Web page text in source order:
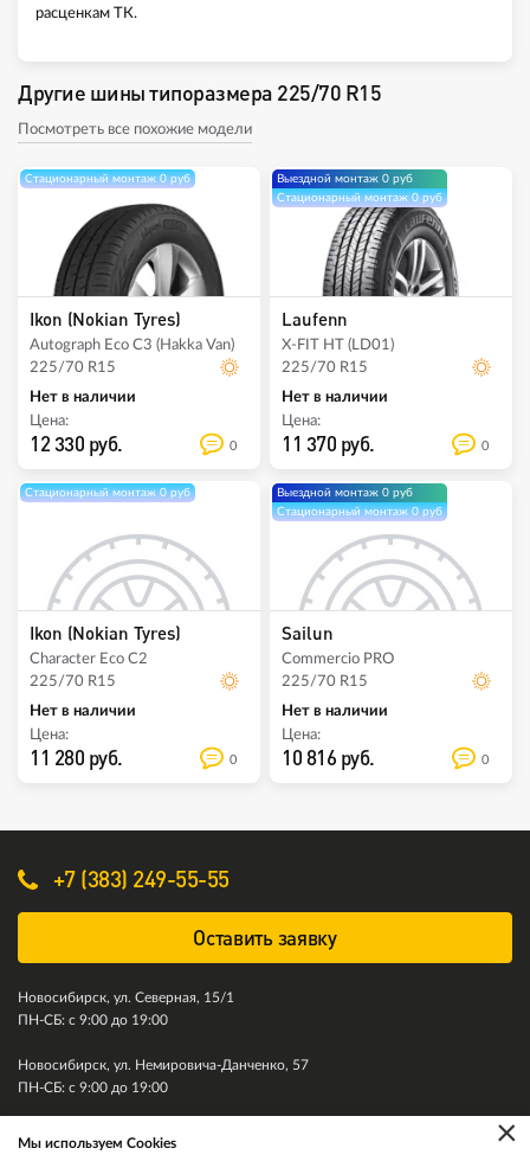
расценкам ТК.
Другие шины типоразмера 225/70 R15
Посмотреть все похожие модели
Стационарный монтаж 0 руб
Ikon (Nokian Tyres)
Autograph Eco C3 (Hakka Van)
225/70 R15
Нет в наличии
Цена:
12 330 руб. 0
Выездной монтаж 0 руб
Стационарный монтаж 0 руб
Laufenn
X-FIT HT (LD01)
225/70 R15
Нет в наличии
Цена:
11 370 руб. 0
Стационарный монтаж 0 руб
Ikon (Nokian Tyres)
Character Eco C2
225/70 R15
Нет в наличии
Цена:
11 280 руб. 0
Выездной монтаж 0 руб
Стационарный монтаж 0 руб
Sailun
Commercio PRO
225/70 R15
Нет в наличии
Цена:
10 816 руб. 0
+7 (383) 249-55-55
Оставить заявку
Новосибирск, ул. Северная, 15/1
ПН-СБ: с 9:00 до 19:00
Новосибирск, ул. Немировича-Данченко, 57
ПН-СБ: с 9:00 до 19:00
×
Мы используем Cookies